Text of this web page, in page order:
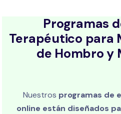
Programas
Terapéutico para
de Hombro y
Nuestros programas de
online están diseñados